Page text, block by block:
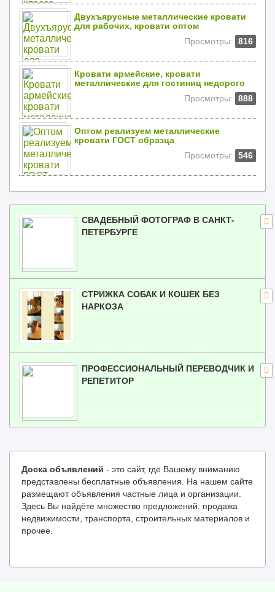
Двухъярусные металлические кровати
для рабочих, кровати оптом
Просмотры:
816
Кровати армейские, кровати
металлические для гостиниц недорого
Просмотры:
888
Оптом реализуем металлические
кровати ГОСТ образца
Просмотры:
546
СВАДЕБНЫЙ ФОТОГРАФ В САНКТ-
ПЕТЕРБУРГЕ
СТРИЖКА СОБАК И КОШЕК БЕЗ
НАРКОЗА
ПРОФЕССИОНАЛЬНЫЙ ПЕРЕВОДЧИК И
РЕПЕТИТОР
Доска объявлений - это сайт, где Вашему вниманию
представлены бесплатные объявления. На нашем сайте
размещают объявления частные лица и организации.
Здесь Вы найдёте множество предложений: продажа
недвижимости, транспорта, строительных материалов и
прочее.